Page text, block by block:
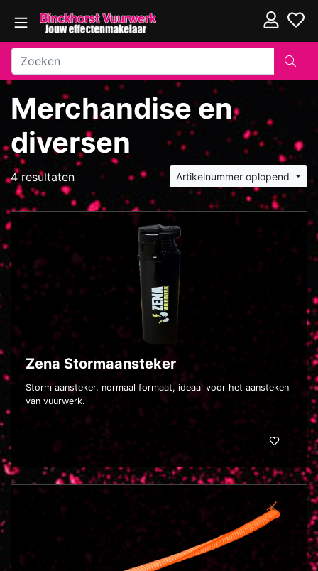
Merchandise en
diversen
4 resultaten Artikelnummer oplopend
Zena Stormaansteker
Storm aansteker, normaal formaat, ideaal voor het aansteken
van vuurwerk.